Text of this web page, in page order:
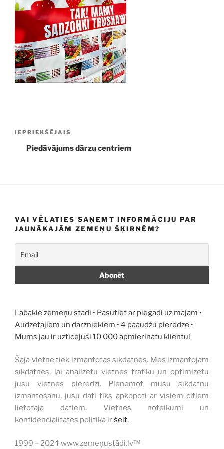
Iepriekšējā
ziņa:
IEPRIEKŠĒJAIS
Piedāvājums dārzu centriem
VAI VĒLATIES SAŅEMT INFORMĀCIJU PAR
JAUNĀKAJĀM ZEMEŅU ŠĶIRNĒM?
Labākie zemeņu stādi • Pasūtiet ar piegādi uz mājām •
Audzētājiem un dārzniekiem • 4 paaudžu pieredze •
Mums jau ir uzticējuši 10 000 apmierinātu klientu!
Šajā vietnē tiek izmantotas sīkdatnes. Mēs izmantojam
sīkdatnes, lai analizētu vietnes trafiku un optimizētu
jūsu vietnes pieredzi. Pieņemot mūsu sīkdatņu
izmantošanu, jūsu dati tiks apkopoti ar visiem citiem
lietotāja datiem. Vietnes noteikumi un
konfidencialitātes politika iršeit.
1999 – 2024 www.zemeņustādi.lv™